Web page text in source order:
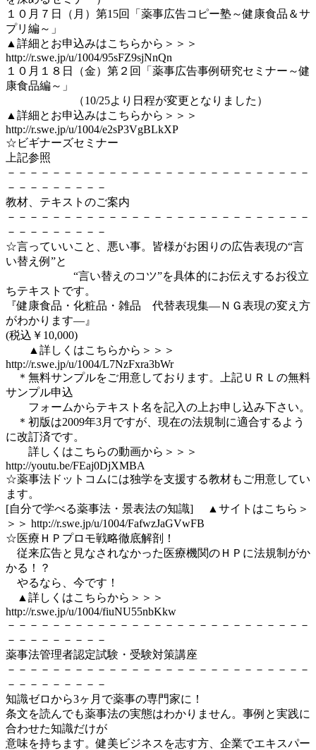
１０月７日（月）第15回「薬事広告コピー塾～健康食品＆サ
プリ編～」
▲詳細とお申込みはこちらから＞＞＞
http://r.swe.jp/u/1004/95sFZ9sjNnQn
１０月１８日（金）第２回「薬事広告事例研究セミナー～健
康食品編～」
（10/25より日程が変更となりました）
▲詳細とお申込みはこちらから＞＞＞
http://r.swe.jp/u/1004/e2sP3VgBLkXP
☆ビギナーズセミナー
上記参照
－－－－－－－－－－－－－－－－－－－－－－－－－－－
－－－－－－－－－
教材、テキストのご案内
－－－－－－－－－－－－－－－－－－－－－－－－－－－
－－－－－－－－－
☆言っていいこと、悪い事。皆様がお困りの広告表現の“言
い替え例”と
“言い替えのコツ”を具体的にお伝えするお役立
ちテキストです。
『健康食品・化粧品・雑品 代替表現集―ＮＧ表現の変え方
がわかります―』
(税込￥10,000)
▲詳しくはこちらから＞＞＞
http://r.swe.jp/u/1004/L7NzFxra3bWr
＊無料サンプルをご用意しております。上記ＵＲＬの無料
サンプル申込
フォームからテキスト名を記入の上お申し込み下さい。
＊初版は2009年3月ですが、現在の法規制に適合するよう
に改訂済です。
詳しくはこちらの動画から＞＞＞
http://youtu.be/FEaj0DjXMBA
☆薬事法ドットコムには独学を支援する教材もご用意してい
ます。
[自分で学べる薬事法・景表法の知識] ▲サイトはこちら＞
＞＞ http://r.swe.jp/u/1004/FafwzJaGVwFB
☆医療ＨＰプロモ戦略徹底解剖！
従来広告と見なされなかった医療機関のＨＰに法規制がか
かる！？
やるなら、今です！
▲詳しくはこちらから＞＞＞
http://r.swe.jp/u/1004/fiuNU55nbKkw
－－－－－－－－－－－－－－－－－－－－－－－－－－－
－－－－－－－－－
薬事法管理者認定試験・受験対策講座
－－－－－－－－－－－－－－－－－－－－－－－－－－－
－－－－－－－－－
知識ゼロから3ヶ月で薬事の専門家に！
条文を読んでも薬事法の実態はわかりません。事例と実践に
合わせた知識だけが
意味を持ちます。健美ビジネスを志す方、企業でエキスパー